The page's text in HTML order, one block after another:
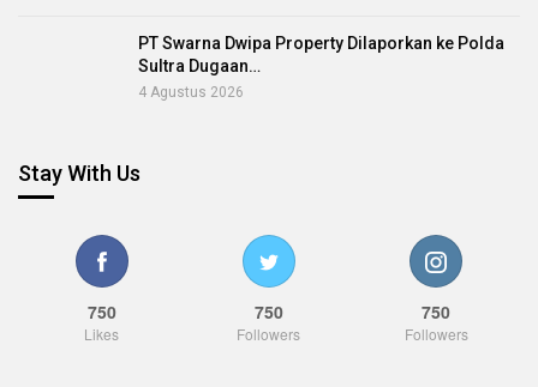
PT Swarna Dwipa Property Dilaporkan ke Polda
Sultra Dugaan…
4 Agustus 2026
Stay With Us
750
Likes
750
Followers
750
Followers